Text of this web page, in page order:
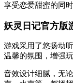
享受恋爱甜蜜的同
妖灵日记官方版
游戏采用了悠扬动
温馨的氛围，增强
音效设计细腻，无